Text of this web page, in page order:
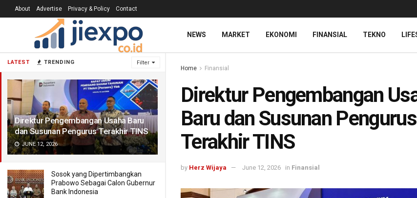
LATEST TRENDING Filter
Direktur Pengembangan Usaha Baru
dan Susunan Pengurus Terakhir TINS
JUNE 12, 2026
Sosok yang Dipertimbangkan
Prabowo Sebagai Calon Gubernur
Bank Indonesia
About Advertise Privacy & Policy Contact
NEWS MARKET EKONOMI FINANSIAL TEKNO
Home Finansial
Direktur Pengembangan
Baru dan Susunan Pengurus
Terakhir TINS
by Herz Wijaya June 12, 2026 in Finansial